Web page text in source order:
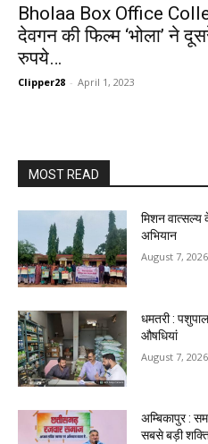
Bholaa Box Office
देवगन की फिल्म ‘भोला’ ने
रुपये…
Clipper28 - April 1, 2023
MOST READ
मिशन
अभियान
August 7, 2026
धमतरी :
औषधियां
August 7, 2026
अम्बिकापुर :
सबसे बड़ी